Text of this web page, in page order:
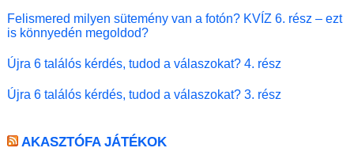
Felismered milyen sütemény van a fotón? KVÍZ 6. rész – ezt
is könnyedén megoldod?
Újra 6 találós kérdés, tudod a válaszokat? 4. rész
Újra 6 találós kérdés, tudod a válaszokat? 3. rész
AKASZTÓFA JÁTÉKOK